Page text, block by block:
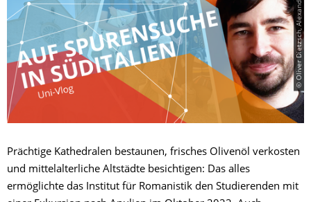
Prächtige Kathedralen bestaunen, frisches Olivenöl verkosten
und mittelalterliche Altstädte besichtigen: Das alles
ermöglichte das Institut für Romanistik den Studierenden mit